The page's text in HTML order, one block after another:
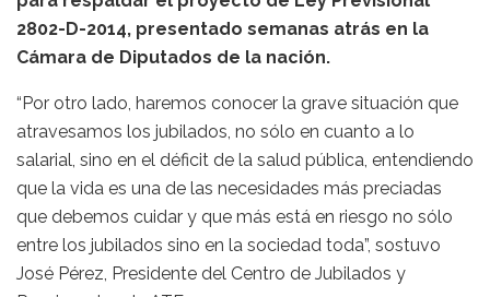
2802-D-2014, presentado semanas atrás en la
Cámara de Diputados de la nación.
“Por otro lado, haremos conocer la grave situación que
atravesamos los jubilados, no sólo en cuanto a lo
salarial, sino en el déficit de la salud pública, entendiendo
que la vida es una de las necesidades más preciadas
que debemos cuidar y que más está en riesgo no sólo
entre los jubilados sino en la sociedad toda”, sostuvo
José Pérez, Presidente del Centro de Jubilados y